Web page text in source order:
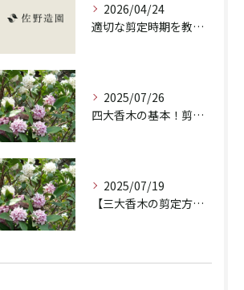
2026/04/24
適切な剪定時期を教えます！
2025/07/26
四大香木の基本！剪定の重要性と違いを解説！
2025/07/19
【三大香木の剪定方法】香りを楽しむ庭木のお手入れ